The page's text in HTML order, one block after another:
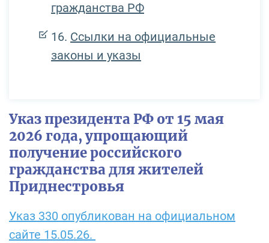
гражданства РФ
Ссылки на официальные
законы и указы
Указ президента РФ от 15 мая
2026 года, упрощающий
получение российского
гражданства для жителей
Приднестровья
Указ 330 опубликован на официальном
сайте 15.05.26.